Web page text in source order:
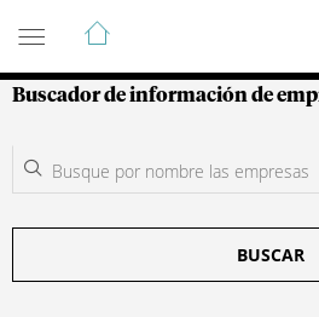
Guía de Empresas
Buscador de información de
BUSCAR